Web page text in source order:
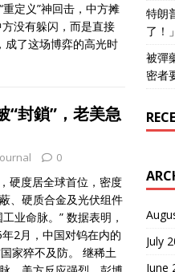
定义”神回击，中方摊
没有躲闪，而是直接
成了这场博弈的高光时
“封鎖”，老美急
0
硬度居全球首位，密度
、硬质合金及光伏组件
业命脉。” 数据表明，
2月，中国对钨在内的
家猝不及防。 继稀土
特朗
了！」
被彈
密者
July
June